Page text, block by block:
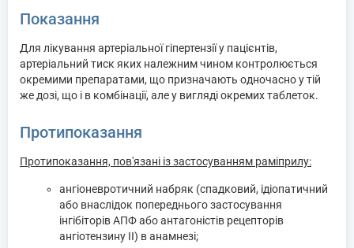
Показання
Для лікування артеріальної гіпертензії у пацієнтів,
артеріальний тиск яких належним чином контролюється
окремими препаратами, що призначають одночасно у тій
же дозі, що і в комбінації, але у вигляді окремих таблеток.
Протипоказання
Протипоказання, пов'язані із застосуванням раміприлу:
ангіоневротичний набряк (спадковий, ідіопатичний
або внаслідок попереднього застосування
інгібіторів АПФ або антагоністів рецепторів
ангіотензину ІІ) в анамнезі;